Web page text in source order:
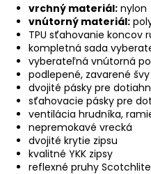
vrchný materiál: nylon
vnútorný materiál:
TPU sťahovanie koncov
kompletná sada
vyberateľná vnútorná
podlepené, zavarené
dvojité pásky pre
sťahovacie pásky pre
ventilácia hrudníka,
nepremokavé vrecká
dvojité krytie zipsu
kvalitné YKK zipsy
reflexné pruhy